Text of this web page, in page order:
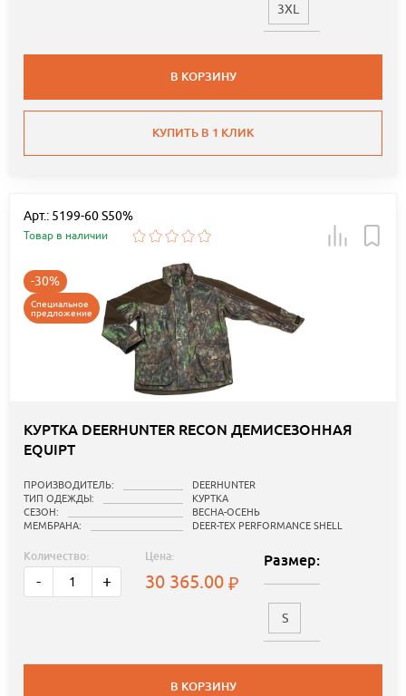
3XL
В КОРЗИНУ
КУПИТЬ В 1 КЛИК
Арт.: 5199-60 S50%
Товар в наличии
-30%
Специальное
предложение
КУРТКА DEERHUNTER RECON ДЕМИСЕЗОННАЯ
EQUIPT
ПРОИЗВОДИТЕЛЬ:
DEERHUNTER
ТИП ОДЕЖДЫ:
КУРТКА
СЕЗОН:
ВЕСНА-ОСЕНЬ
МЕМБРАНА:
DEER-TEX PERFORMANCE SHELL
Количество:
- +
Цена:
30 365.00
Размер:
S
В КОРЗИНУ